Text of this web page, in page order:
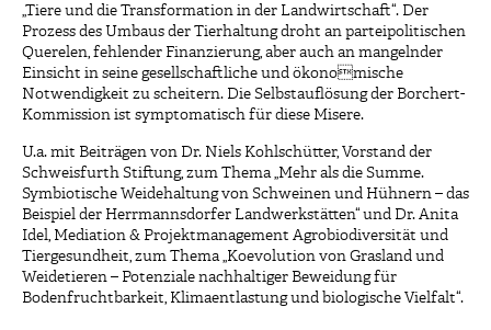
„Tiere und die Transformation in der Landwirtschaft“. Der
Prozess des Umbaus der Tierhaltung droht an parteipolitischen
Querelen, fehlender Finanzierung, aber auch an mangelnder
Einsicht in seine gesellschaftliche und ökonomische
Notwendigkeit zu scheitern. Die Selbstauflösung der Borchert-
Kommission ist symptomatisch für diese Misere.
U.a. mit Beiträgen von Dr. Niels Kohlschütter, Vorstand der
Schweisfurth Stiftung, zum Thema „Mehr als die Summe.
Symbiotische Weidehaltung von Schweinen und Hühnern – das
Beispiel der Herrmannsdorfer Landwerkstätten“ und Dr. Anita
Idel, Mediation & Projektmanagement Agrobiodiversität und
Tiergesundheit, zum Thema „Koevolution von Grasland und
Weidetieren – Potenziale nachhaltiger Beweidung für
Bodenfruchtbarkeit, Klimaentlastung und biologische Vielfalt“.